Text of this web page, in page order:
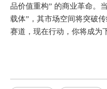
品价值重构” 的商业革命。
载体”，其市场空间将突破
赛道，现在行动，你将成为